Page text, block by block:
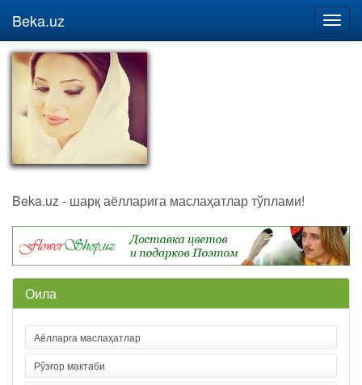
Beka.uz
Beka.uz - шарқ аёлларига маслаҳатлар тўплами!
Оила
Аёлларга маслаҳатлар
Рўзғор мактаби